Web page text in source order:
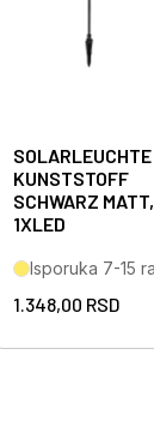
SOLARLEUCHTE
KUNSTSTOFF
SCHWARZ MATT,
1XLED
Isporuka 7-15
1.348,00 RSD